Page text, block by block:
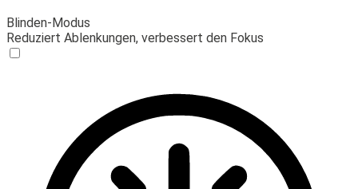
Blinden-Modus
Reduziert Ablenkungen, verbessert den Fokus